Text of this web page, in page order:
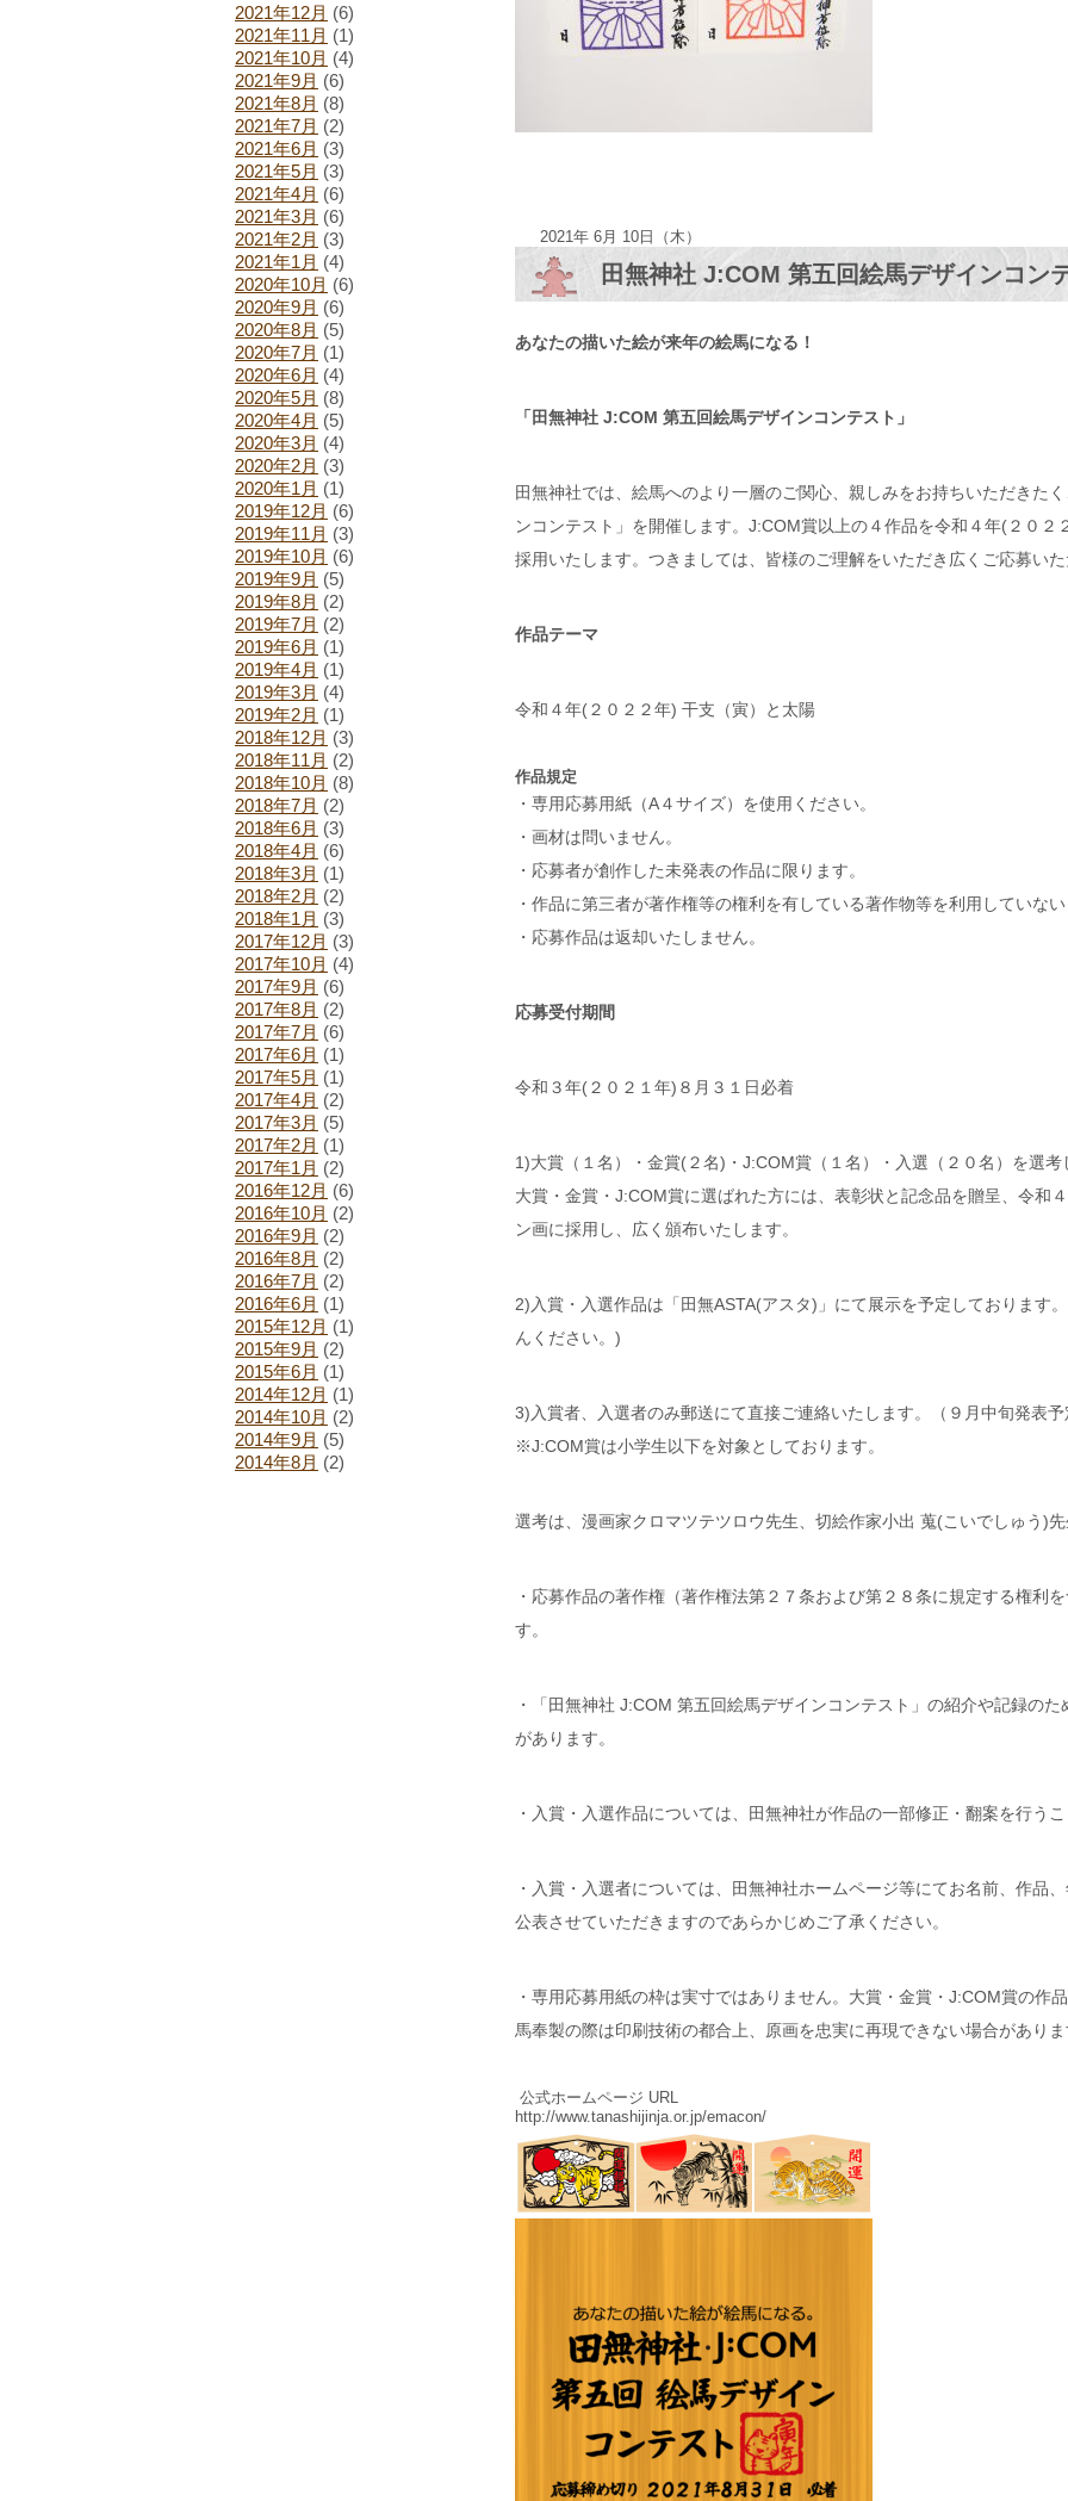
2021年12月 (6)
2021年11月 (1)
2021年10月 (4)
2021年9月 (6)
2021年8月 (8)
2021年7月 (2)
2021年6月 (3)
2021年5月 (3)
2021年4月 (6)
2021年3月 (6)
2021年2月 (3)
2021年1月 (4)
2020年10月 (6)
2020年9月 (6)
2020年8月 (5)
2020年7月 (1)
2020年6月 (4)
2020年5月 (8)
2020年4月 (5)
2020年3月 (4)
2020年2月 (3)
2020年1月 (1)
2019年12月 (6)
2019年11月 (3)
2019年10月 (6)
2019年9月 (5)
2019年8月 (2)
2019年7月 (2)
2019年6月 (1)
2019年4月 (1)
2019年3月 (4)
2019年2月 (1)
2018年12月 (3)
2018年11月 (2)
2018年10月 (8)
2018年7月 (2)
2018年6月 (3)
2018年4月 (6)
2018年3月 (1)
2018年2月 (2)
2018年1月 (3)
2017年12月 (3)
2017年10月 (4)
2017年9月 (6)
2017年8月 (2)
2017年7月 (6)
2017年6月 (1)
2017年5月 (1)
2017年4月 (2)
2017年3月 (5)
2017年2月 (1)
2017年1月 (2)
2016年12月 (6)
2016年10月 (2)
2016年9月 (2)
2016年8月 (2)
2016年7月 (2)
2016年6月 (1)
2015年12月 (1)
2015年9月 (2)
2015年6月 (1)
2014年12月 (1)
2014年10月 (2)
2014年9月 (5)
2014年8月 (2)
2021年 6月 10日（木）
田無神社 J:COM 第五回絵馬デザインコン
あなたの描いた絵が来年の絵馬になる！
「田無神社 J:COM 第五回絵馬デザインコンテスト」
田無神社では、絵馬へのより一層のご関心、親しみをお持ちいただきた
ンコンテスト」を開催します。J:COM賞以上の４作品を令和４年(２０
採用いたします。つきましては、皆様のご理解をいただき広くご応募い
作品テーマ
令和４年(２０２２年) 干支（寅）と太陽
作品規定
・専用応募用紙（A４サイズ）を使用ください。
・画材は問いません。
・応募者が創作した未発表の作品に限ります。
・作品に第三者が著作権等の権利を有している著作物等を利用していな
・応募作品は返却いたしません。
応募受付期間
令和３年(２０２１年)８月３１日必着
1)大賞（１名）・金賞(２名)・J:COM賞（１名）・入選（２０名）を選考
大賞・金賞・J:COM賞に選ばれた方には、表彰状と記念品を贈呈、令和
ン画に採用し、広く頒布いたします。
2)入賞・入選作品は「田無ASTA(アスタ)」にて展示を予定しております
んください。)
3)入賞者、入選者のみ郵送にて直接ご連絡いたします。（９月中旬発表予
※J:COM賞は小学生以下を対象としております。
選考は、漫画家クロマツテツロウ先生、切絵作家小出 蒐(こいでしゅう)
・応募作品の著作権（著作権法第２７条および第２８条に規定する権利
す。
・「田無神社 J:COM 第五回絵馬デザインコンテスト」の紹介や記録の
があります。
・入賞・入選作品については、田無神社が作品の一部修正・翻案を行う
・ 入賞・入選者については、田無神社ホームページ等にてお名前、作品
公表させていただきますのであらかじめご了承ください。
・専用応募用紙の枠は実寸ではありません。大賞・金賞・J:COM賞の作
馬奉製の際は印刷技術の都合上、原画を忠実に再現できない場合があり
公式ホームページ URL
http://www.tanashijinja.or.jp/emacon/